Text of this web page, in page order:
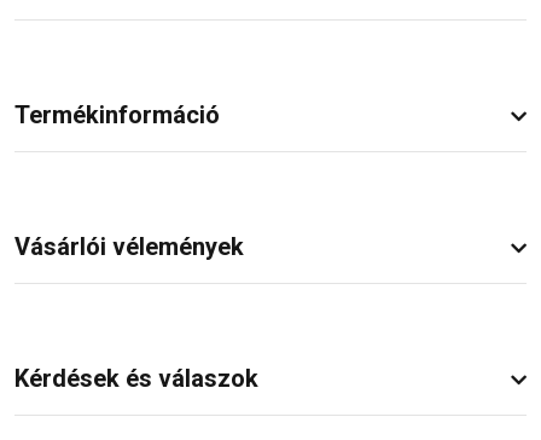
Termékinformáció
Vásárlói vélemények
Kérdések és válaszok